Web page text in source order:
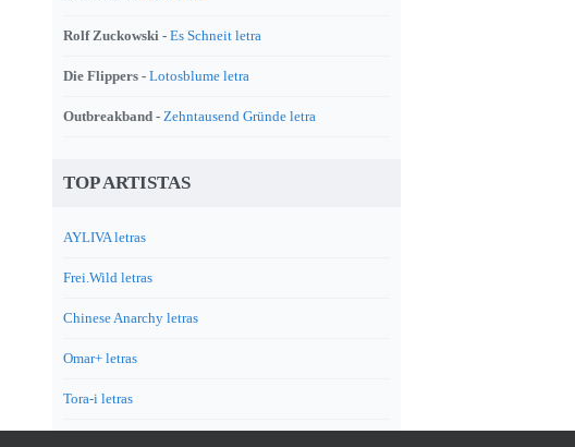
Rolf Zuckowski - Es Schneit letra
Die Flippers - Lotosblume letra
Outbreakband - Zehntausend Gründe letra
TOP ARTISTAS
AYLIVA letras
Frei.Wild letras
Chinese Anarchy letras
Omar+ letras
Tora-i letras